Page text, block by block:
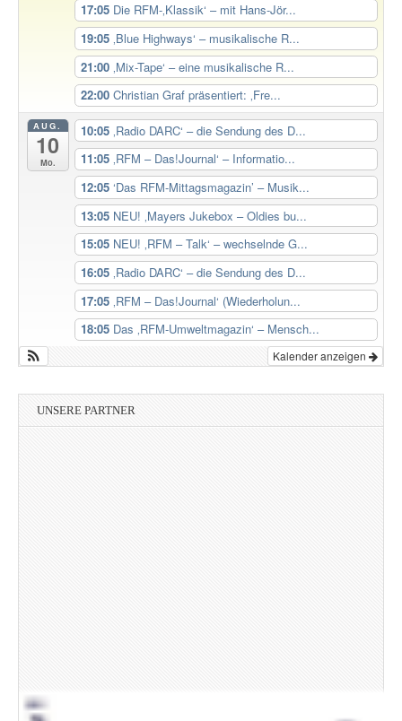
17:05 Die RFM-‚Klassik‘ – mit Hans-Jör...
19:05 ‚Blue Highways‘ – musikalische R...
21:00 ‚Mix-Tape‘ – eine musikalische R...
22:00 Christian Graf präsentiert: ‚Fre...
AUG.
10
Mo.
10:05 ‚Radio DARC‘ – die Sendung des D...
11:05 ‚RFM – Das!Journal‘ – Informatio...
12:05 ‘Das RFM-Mittagsmagazin’ – Musik...
13:05 NEU! ‚Mayers Jukebox – Oldies bu...
15:05 NEU! ‚RFM – Talk‘ – wechselnde G...
16:05 ‚Radio DARC‘ – die Sendung des D...
17:05 ‚RFM – Das!Journal‘ (Wiederholun...
18:05 Das ‚RFM-Umweltmagazin‘ – Mensch...
Kalender anzeigen
UNSERE PARTNER